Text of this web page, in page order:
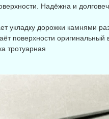
Надёжна и
укладку дорожки камнями
поверхности оригинальный
тротуарная